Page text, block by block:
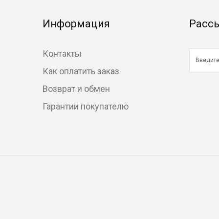
Информация
Контакты
Как оплатить заказ
Возврат и обмен
Гарантии покупателю